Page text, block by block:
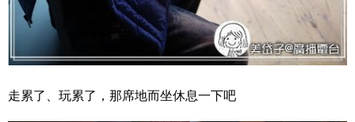
走累了、玩累了，那席地而坐休息一下吧